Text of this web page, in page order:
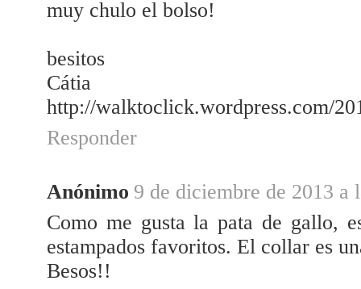
muy chulo el bolso!
besitos
Cátia
http://walktoclick.wordpress.com/
Responder
Anónimo 9 de diciembre de 2013 a
Como me gusta la pata de gallo,
estampados favoritos. El collar es
Besos!!